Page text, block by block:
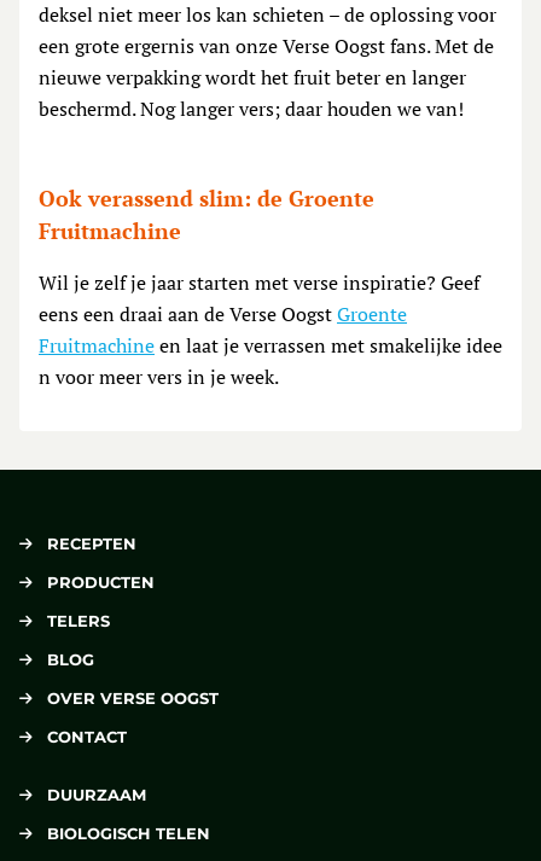
deksel niet meer los kan schieten – de oplossing voor
een grote ergernis van onze Verse Oogst fans. Met de
nieuwe verpakking wordt het fruit beter en langer
beschermd. Nog langer vers; daar houden we van!
Ook verassend slim: de Groente
Fruitmachine
Wil je zelf je jaar starten met verse inspiratie? Geef
eens een draai aan de Verse OogstGroente
Fruitmachineen laat je verrassen met smakelijke idee
n voor meer vers in je week.
RECEPTEN
PRODUCTEN
TELERS
BLOG
OVER VERSE OOGST
CONTACT
DUURZAAM
BIOLOGISCH TELEN